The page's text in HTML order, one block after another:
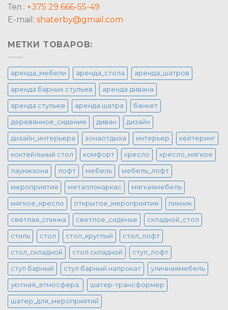
Тел.: +375 29 666-55-49
E-mail: shaterby@gmail.com
МЕТКИ ТОВАРОВ:
аренда_мебели аренда_стола аренда_шатров
аренда барных стульев аренда дивана
аренда стульев аренда шатра банкет
деревянное_сидение диван дизайн
дизайн_интерьера зонаотдыха интерьер кейтеринг
коктейльный стол комфорт кресло кресло_мягкое
лаунжзона лофт мебель мебель_лофт
мероприятия металлокаркас мягкаямебель
мягкое_кресло открытое_мероприятие пикник
светлая_спинка светлое_сиденье складной_стол
стиль стол стол_круглый стол_лофт
стол_складной стол складной стул_лофт
стул барный стул барный напрокат уличнаямебель
уютная_атмосфера. шатер-трансформер
шатер_для_мероприятий